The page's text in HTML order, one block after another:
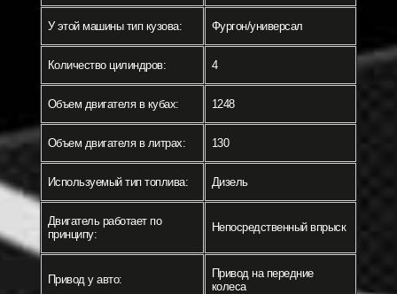
У этой машины тип кузова: Фургон/универсал
Количество цилиндров: 4
Объем двигателя в кубах: 1248
Объем двигателя в литрах: 130
Используемый тип топлива: Дизель
Двигатель работает по
принципу:
Непосредственный впрыск
Привод у авто:
Привод на передние
колеса